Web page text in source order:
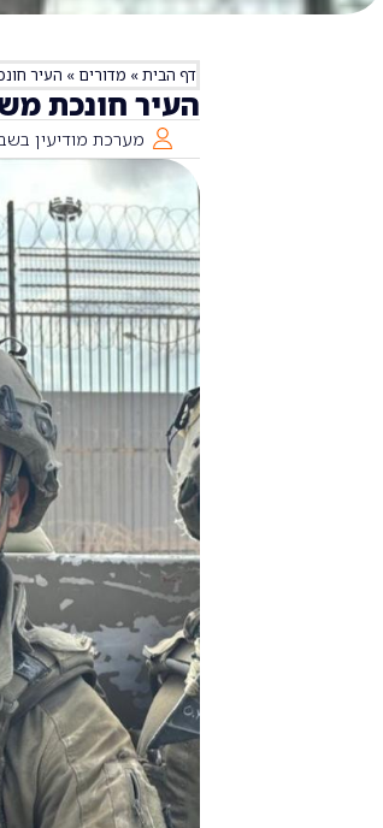
דף הבית» מדורים » העיר
העיר חונכת
מערכת מודיעין